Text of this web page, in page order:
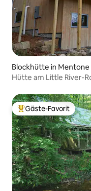
Blockhütte in Mentone
Hütte am Little River-
Beliebter Gäste-
Gäste-Favorit